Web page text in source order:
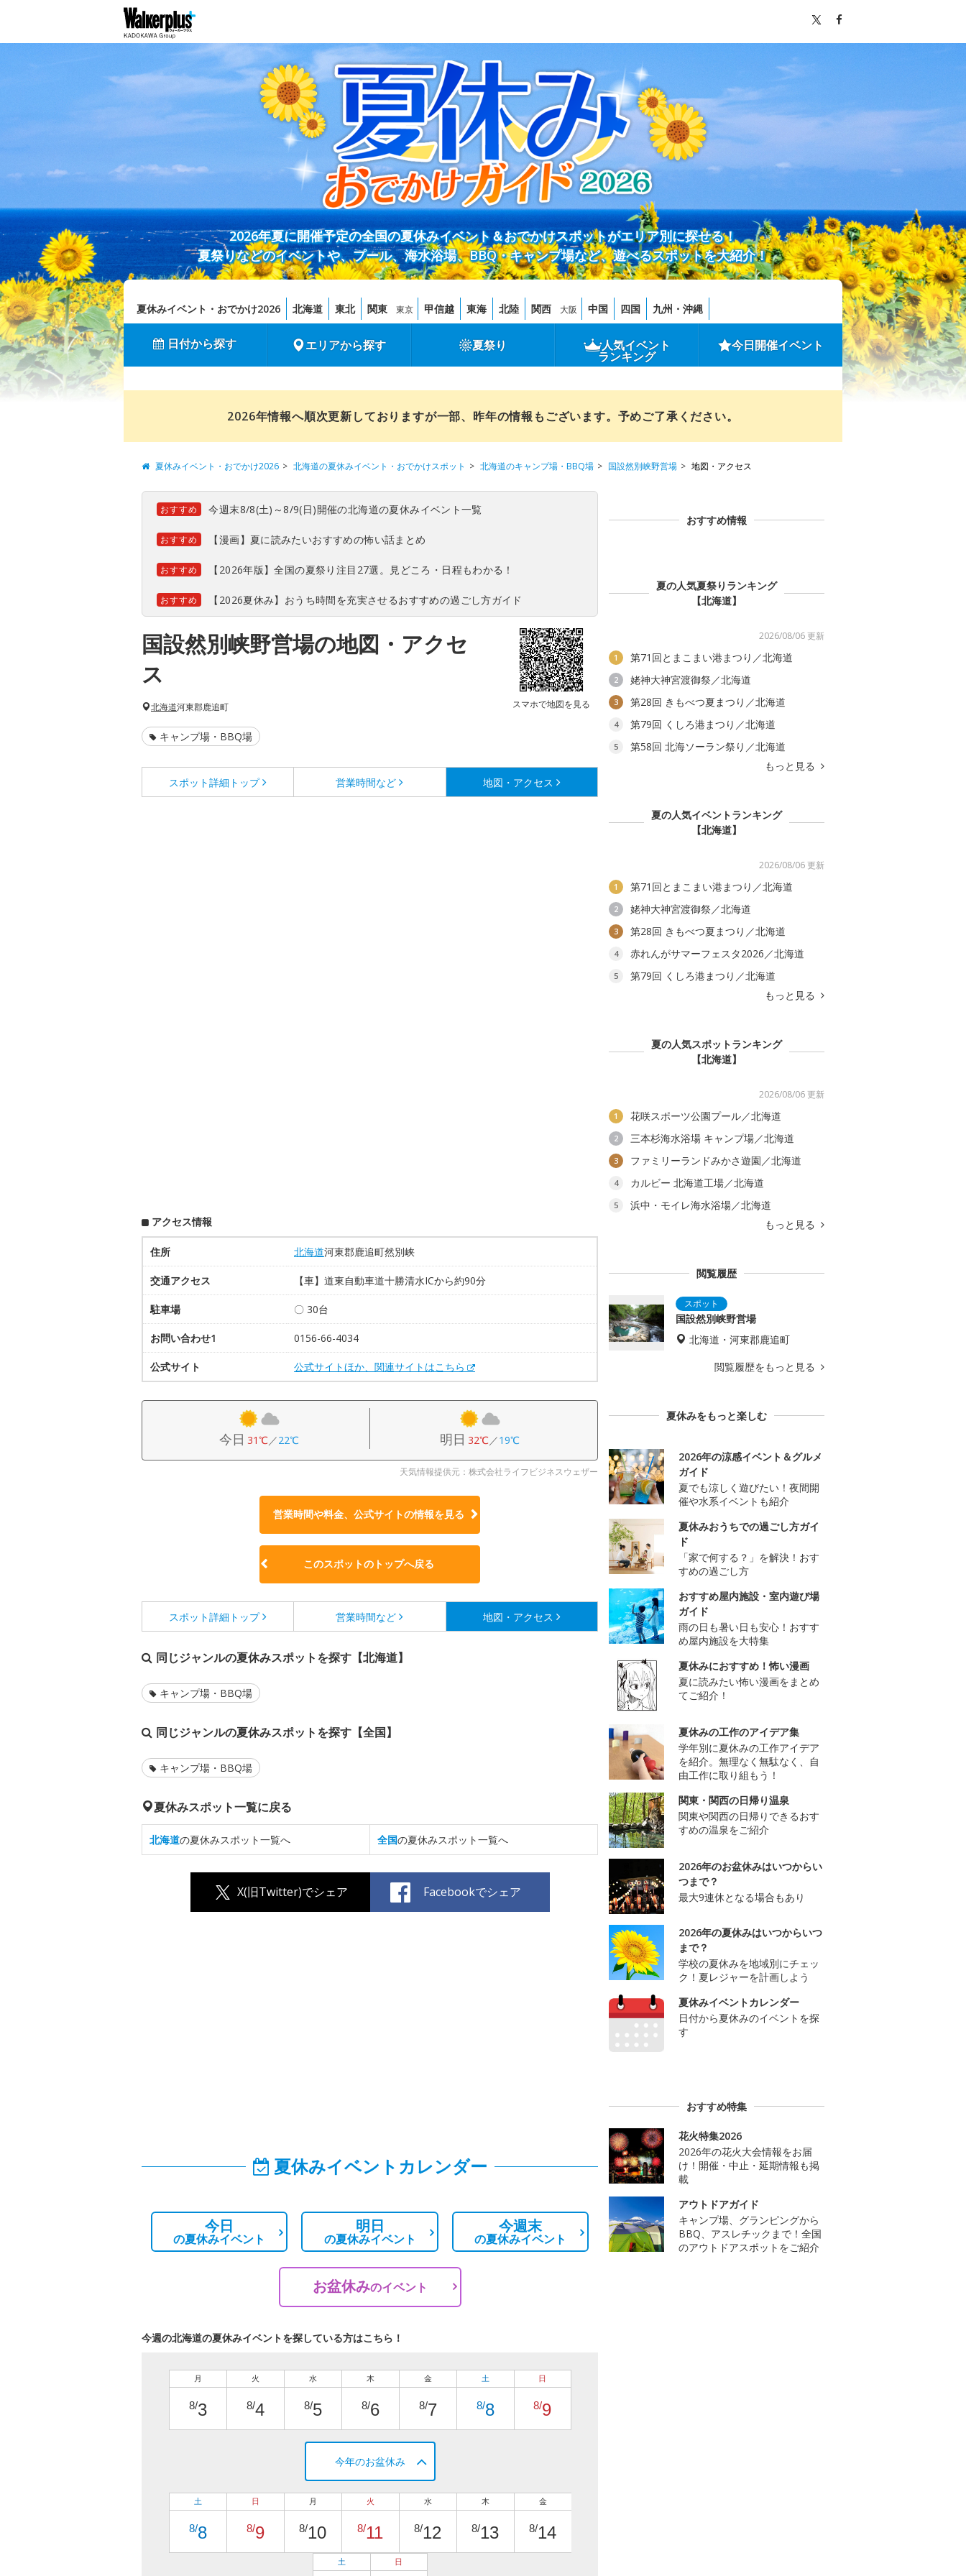
2026年夏に開催予定の全国の夏休みイベント＆おでかけスポットがエリア別に探せる！
夏祭りなどのイベントや、プール、海水浴場、BBQ・キャンプ場など、遊べるスポットを大紹介！
夏休みイベント・おでかけ2026 北海道 東北 関東 東京 甲信越 東海 北陸 関西 大阪 中国 四国 九州・沖縄
日付から探す エリアから探す 夏祭り 人気イベント
ランキング
今日開催イベント
2026年情報へ順次更新しておりますが一部、昨年の情報もございます。予めご了承ください。
夏休みイベント・おでかけ2026 北海道の夏休みイベント・おでかけスポット 北海道のキャンプ場・BBQ場 国設然別峡野営場 地図・アクセス
おすすめ 今週末8/8(土)～8/9(日)開催の北海道の夏休みイベント一覧
おすすめ 【漫画】夏に読みたいおすすめの怖い話まとめ
おすすめ 【2026年版】全国の夏祭り注目27選。見どころ・日程もわかる！
おすすめ 【2026夏休み】おうち時間を充実させるおすすめの過ごし方ガイド
国設然別峡野営場の地図・アクセ
ス
スマホで地図を見る
北海道河東郡鹿追町
キャンプ場・BBQ場
スポット詳細 トップ 営業時間など 地図・アクセス
アクセス情報
住所 北海道河東郡鹿追町然別峡
交通アクセス 【車】道東自動車道十勝清水ICから約90分
駐車場 〇 30台
お問い合わせ1 0156-66-4034
公式サイト 公式サイトほか、関連サイトはこちら
今日 31℃／22℃ 明日 32℃／19℃
天気情報提供元：株式会社ライフビジネスウェザー
営業時間や料金、公式サイトの情報を見る
このスポットのトップへ戻る
スポット詳細 トップ 営業時間など 地図・アクセス
同じジャンルの夏休みスポットを探す【北海道】
キャンプ場・BBQ場
同じジャンルの夏休みスポットを探す【全国】
キャンプ場・BBQ場
夏休みスポット一覧に戻る
北海道の夏休みスポット一覧へ 全国の夏休みスポット一覧へ
X(旧Twitter)でシェア Facebookでシェア
夏休みイベントカレンダー
今日
の夏休みイベント
明日
の夏休みイベント
今週末
の夏休みイベント
お盆休みのイベント
今週の北海道の夏休みイベントを探している方はこちら！
月
8/3
火
8/4
水
8/5
木
8/6
金
8/7
土
8/8
日
8/9
今年のお盆休み
土
8/8
日
8/9
月
8/10
火
8/11
水
8/12
木
8/13
金
8/14
土 日
おすすめ情報
夏の人気夏祭りランキング
【北海道】
2026/08/06 更新
1 第71回とまこまい港まつり／北海道
2 姥神大神宮渡御祭／北海道
3 第28回 きもべつ夏まつり／北海道
4 第79回 くしろ港まつり／北海道
5
第58回 北海ソーラン祭り／北海道
もっと見る
夏の人気イベントランキング
【北海道】
2026/08/06 更新
1 第71回とまこまい港まつり／北海道
2 姥神大神宮渡御祭／北海道
3 第28回 きもべつ夏まつり／北海道
4 赤れんがサマーフェスタ2026／北海道
5
第79回 くしろ港まつり／北海道
もっと見る
夏の人気スポットランキング
【北海道】
2026/08/06 更新
1 花咲スポーツ公園プール／北海道
2 三本杉海水浴場 キャンプ場／北海道
3 ファミリーランドみかさ遊園／北海道
4 カルビー 北海道工場／北海道
5
浜中・モイレ海水浴場／北海道
もっと見る
閲覧履歴
国設然別峡野営場
北海道・河東郡鹿追町
閲覧履歴をもっと見る
夏休みをもっと楽しむ
2026年の涼感イベント＆グルメ
ガイド
夏でも涼しく遊びたい！夜間開
催や水系イベントも紹介
夏休みおうちでの過ごし方ガイ
ド
「家で何する？」を解決！おす
すめの過ごし方
おすすめ屋内施設・室内遊び場
ガイド
雨の日も暑い日も安心！おすす
め屋内施設を大特集
夏休みにおすすめ！怖い漫画
夏に読みたい怖い漫画をまとめ
てご紹介！
夏休みの工作のアイデア集
学年別に夏休みの工作アイデア
を紹介。無理なく無駄なく、自
由工作に取り組もう！
関東・関西の日帰り温泉
関東や関西の日帰りできるおす
すめの温泉をご紹介
2026年のお盆休みはいつからい
つまで？
最大9連休となる場合もあり
2026年の夏休みはいつからいつ
まで？
学校の夏休みを地域別にチェッ
ク！夏レジャーを計画しよう
夏休みイベントカレンダー
日付から夏休みのイベントを探
す
おすすめ特集
花火特集2026
2026年の花火大会情報をお届
け！開催・中止・延期情報も掲
載
アウトドアガイド
キャンプ場、グランピングから
BBQ、アスレチックまで！全国
のアウトドアスポットをご紹介